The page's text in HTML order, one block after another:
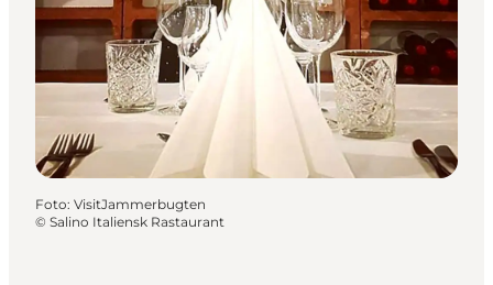
Övernatta
Planera resan
Foto: VisitJammerbugten
© Salino Italiensk Rastaurant